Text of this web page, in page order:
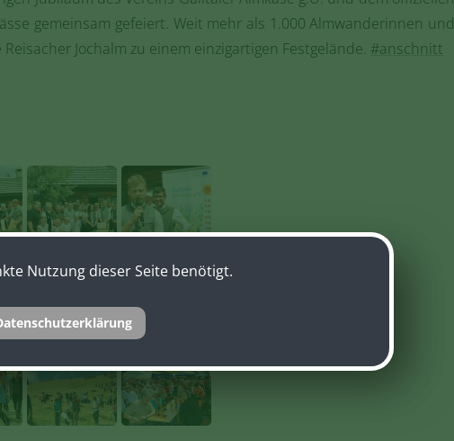
gemeinsam gefeiert. Weit mehr als 1.000 Almwanderinnen und
Jochalm zu einem einzigartigen Festgelände. #anschnitt
Nutzung dieser Seite benötigt.